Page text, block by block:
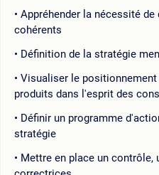
Appréhender la nécessité
cohérents
Définition de la stratégie
Visualiser le
produits dans l'esprit des
Définir un programme
stratégie
Mettre en place un contrôle,